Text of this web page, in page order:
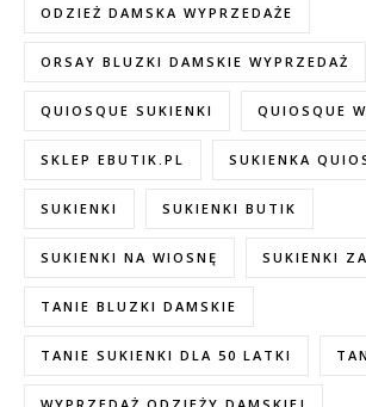
ODZIEŻ DAMSKA WYPRZEDAŻE
ORSAY BLUZKI DAMSKIE WYPRZEDAŻ
QUIOSQUE SUKIENKI QUIOSQUE
SKLEP EBUTIK.PL SUKIENKA
SUKIENKI SUKIENKI BUTIK
SUKIENKI NA WIOSNĘ SUKIENKI
TANIE BLUZKI DAMSKIE
TANIE SUKIENKI DLA 50 LATKI